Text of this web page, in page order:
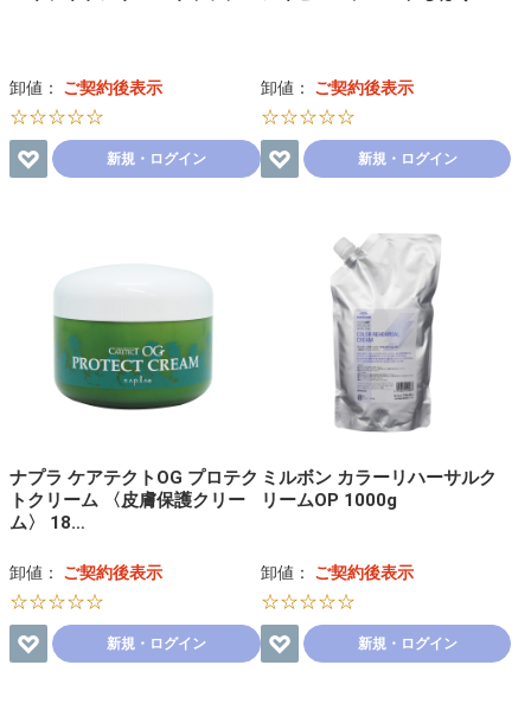
卸値： ご契約後表示
☆☆☆☆☆
新規・ログイン
卸値： ご契約後表示
☆☆☆☆☆
新規・ログイン
ナプラ ケアテクトOG プロテク
トクリーム 〈皮膚保護クリー
ム〉 18…
卸値： ご契約後表示
☆☆☆☆☆
新規・ログイン
ミルボン カラーリハーサルク
リームOP 1000g
卸値： ご契約後表示
☆☆☆☆☆
新規・ログイン